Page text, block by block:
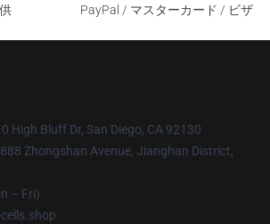
PayPal / マスターカード / ビザ
High Bluff Dr, San Diego, CA 92130
Zhongshan Avenue, Jianghan District,
– Fri)